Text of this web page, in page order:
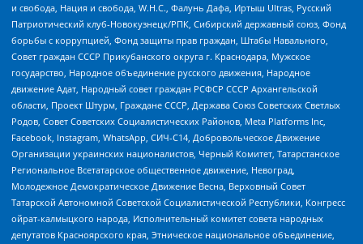
и свобода, Нация и свобода, W.H.С., Фалунь Дафа, Иртыш Ultras, Русский
Патриотический клуб-Новокузнецк/РПК, Сибирский державный союз, Фонд
борьбы с коррупцией, Фонд защиты прав граждан, Штабы Навального,
Совет граждан СССР Прикубанского округа г. Краснодара, Мужское
государство, Народное объединение русского движения, Народное
движение Адат, Народный совет граждан РСФСР СССР Архангельской
области, Проект Штурм, Граждане СССР, Держава Союз Советских Светлых
Родов, Совет Советских Социалистических Районов, Meta Platforms Inc,
Facebook, Instagram, WhatsApp, СИЧ-С14, Добровольческое Движение
Организации украинских националистов, Черный Комитет, Татарстанское
Региональное Всетатарское общественное движение, Невоград,
Молодежное Демократическое Движение Весна, Верховный Совет
Татарской Автономной Советской Социалистической Республики, Конгресс
ойрат-калмыцкого народа, Исполнительный комитет совета народных
депутатов Красноярского края, Этническое национальное объединение,